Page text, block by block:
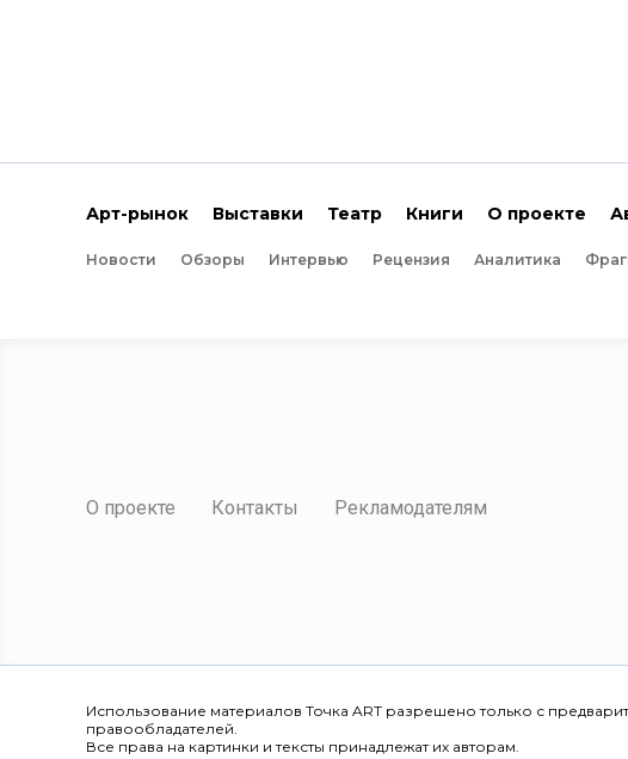
Арт-рынок Выставки Театр Книги О проекте
Новости Обзоры Интервью Рецензия Аналитика
О проекте Контакты Рекламодателям
Использование материалов Точка ART разрешено только с
правообладателей.
Все права на картинки и тексты принадлежат их авторам.